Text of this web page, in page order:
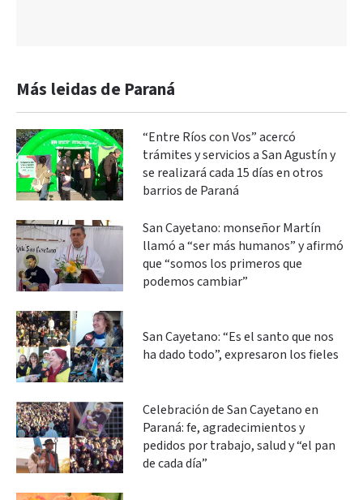
Más leidas de Paraná
“Entre Ríos con Vos” acercó
trámites y servicios a San Agustín y
se realizará cada 15 días en otros
barrios de Paraná
San Cayetano: monseñor Martín
llamó a “ser más humanos” y afirmó
que “somos los primeros que
podemos cambiar”
San Cayetano: “Es el santo que nos
ha dado todo”, expresaron los fieles
Celebración de San Cayetano en
Paraná: fe, agradecimientos y
pedidos por trabajo, salud y “el pan
de cada día”